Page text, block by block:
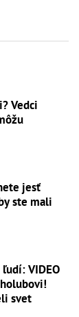
Vedci
jesť
ste mali
VIDEO
svet